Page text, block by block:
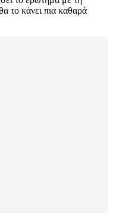
το κάνει πια καθαρά